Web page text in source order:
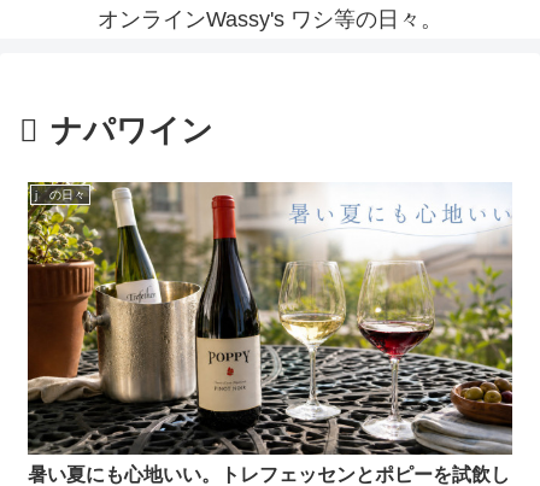
オンラインWassy's ワシ等の日々。
ナパワイン
j の日々
暑い夏にも心地いい。トレフェッセンとポピーを試飲し